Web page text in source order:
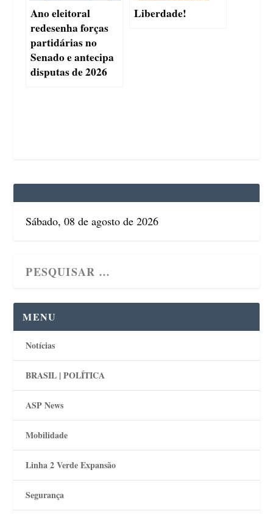
Ano eleitoral
redesenha forças
partidárias no
Senado e antecipa
disputas de 2026
Liberdade!
Sábado, 08 de agosto de 2026
MENU
Notícias
BRASIL | POLÍTICA
ASP News
Mobilidade
Linha 2 Verde Expansão
Segurança